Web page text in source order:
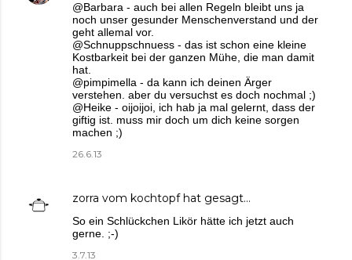
@Barbara - auch bei allen Regeln bleibt uns ja
noch unser gesunder Menschenverstand und der
geht allemal vor.
@Schnuppschnuess - das ist schon eine kleine
Kostbarkeit bei der ganzen Mühe, die man damit
hat.
@pimpimella - da kann ich deinen Ärger
verstehen. aber du versuchst es doch nochmal ;)
@Heike - oijoijoi, ich hab ja mal gelernt, dass der
giftig ist. muss mir doch um dich keine sorgen
machen ;)
26.6.13
zorra vom kochtopfhat gesagt…
So ein Schlückchen Likör hätte ich jetzt auch
gerne. ;-)
3.7.13